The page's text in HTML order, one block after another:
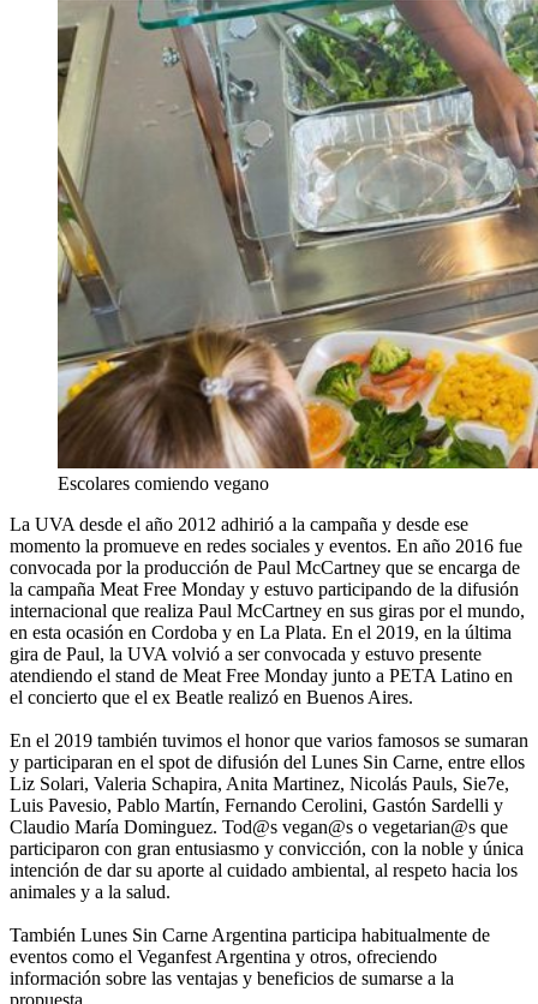
Escolares comiendo vegano
La UVA desde el año 2012 adhirió a la campaña y desde ese
momento la promueve en redes sociales y eventos. En año 2016 fue
convocada por la producción de Paul McCartney que se encarga de
la campaña Meat Free Monday y estuvo participando de la difusión
internacional que realiza Paul McCartney en sus giras por el mundo,
en esta ocasión en Cordoba y en La Plata. En el 2019, en la última
gira de Paul, la UVA volvió a ser convocada y estuvo presente
atendiendo el stand de Meat Free Monday junto a PETA Latino en
el concierto que el ex Beatle realizó en Buenos Aires.
En el 2019 también tuvimos el honor que varios famosos se sumaran
y participaran en el spot de difusión del Lunes Sin Carne, entre ellos
Liz Solari, Valeria Schapira, Anita Martinez, Nicolás Pauls, Sie7e,
Luis Pavesio, Pablo Martín, Fernando Cerolini, Gastón Sardelli y
Claudio María Dominguez. Tod@s vegan@s o vegetarian@s que
participaron con gran entusiasmo y convicción, con la noble y única
intención de dar su aporte al cuidado ambiental, al respeto hacia los
animales y a la salud.
También Lunes Sin Carne Argentina participa habitualmente de
eventos como el Veganfest Argentina y otros, ofreciendo
información sobre las ventajas y beneficios de sumarse a la
propuesta.